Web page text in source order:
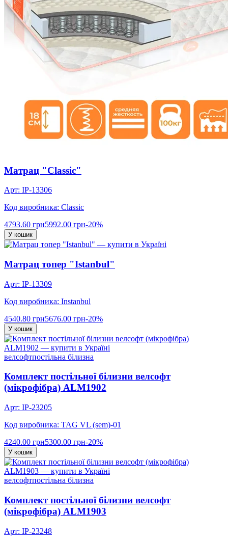
Матрац "Classic"
Арт: IP-13306
Код виробника: Classic
4793.60 грн5992.00 грн-20%
У кошик
Матрац топер "Istanbul"
Арт: IP-13309
Код виробника: Instanbul
4540.80 грн5676.00 грн-20%
У кошик
велсофтпостільна білизна
Комплект постільної білизни велсофт
(мікрофібра) ALM1902
Арт: IP-23205
Код виробника: TAG VL (sem)-01
4240.00 грн5300.00 грн-20%
У кошик
велсофтпостільна білизна
Комплект постільної білизни велсофт
(мікрофібра) ALM1903
Арт: IP-23248